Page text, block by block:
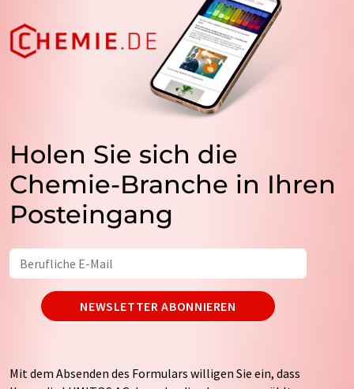
Holen Sie sich die
Chemie-Branche in Ihren
Posteingang
NEWSLETTER ABONNIEREN
Mit dem Absenden des Formulars willigen Sie ein, dass